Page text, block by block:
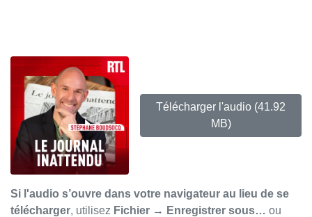
Télécharger l'audio (41.92
MB)
Si l'audio s’ouvre dans votre navigateur au lieu de se
télécharger, utilisez Fichier → Enregistrer sous… ou